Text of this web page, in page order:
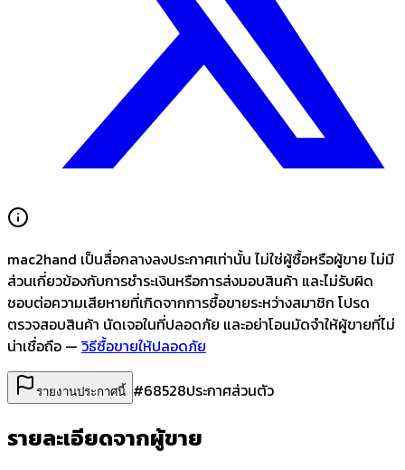
mac2hand เป็นสื่อกลางลงประกาศเท่านั้น ไม่ใช่ผู้ซื้อหรือผู้ขาย ไม่มี
ส่วนเกี่ยวข้องกับการชำระเงินหรือการส่งมอบสินค้า และไม่รับผิด
ชอบต่อความเสียหายที่เกิดจากการซื้อขายระหว่างสมาชิก โปรด
ตรวจสอบสินค้า นัดเจอในที่ปลอดภัย และอย่าโอนมัดจำให้ผู้ขายที่ไม่
น่าเชื่อถือ — วิธีซื้อขายให้ปลอดภัย
รายงานประกาศนี้ #68528ประกาศส่วนตัว
รายละเอียดจากผู้ขาย